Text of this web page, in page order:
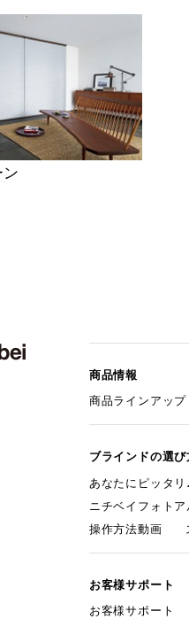
商品情報
商品ラインアップ
ブラインドの選び
あなたにピッタ
ニチベイフォトア
操作方法動画
お客様サポート
お客様サポート